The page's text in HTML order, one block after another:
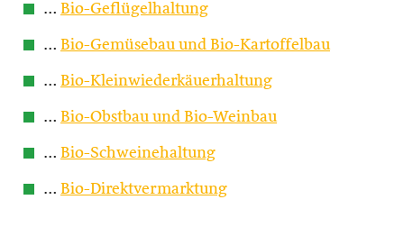
… Bio-Geflügelhaltung
… Bio-Gemüsebau und Bio-Kartoffelbau
… Bio-Kleinwiederkäuerhaltung
… Bio-Obstbau und Bio-Weinbau
… Bio-Schweinehaltung
… Bio-Direktvermarktung